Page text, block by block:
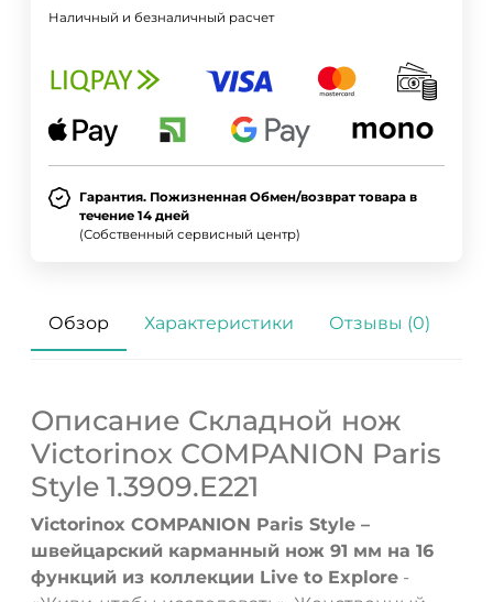
Наличный и безналичный расчет
Гарантия. Пожизненная Обмен/возврат товара в
течение 14 дней
(Собственный сервисный центр)
Обзор Характеристики Отзывы (0)
Описание Складной нож
Victorinox COMPANION Paris
Style 1.3909.E221
Victorinox COMPANION Paris Style –
швейцарский карманный нож 91 мм на 16
функций из коллекции Live to Explore -